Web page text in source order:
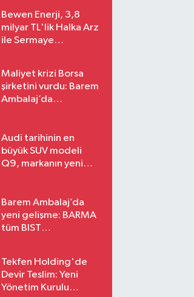
Bewen Enerji, 3,8
milyar TL'lik Halka Arz
ile Sermaye
Maliyet krizi Borsa
şirketini vurdu: Barem
Ambalaj’da
Audi tarihinin en
büyük SUV modeli
Q9, markanın yeni
Barem Ambalaj’da
yeni gelişme: BARMA
tüm BIST
Tekfen Holding'de
Devir Teslim: Yeni
Yönetim Kurulu